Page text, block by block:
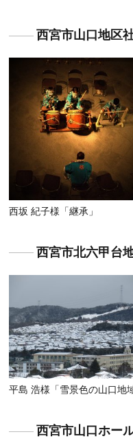
西宮市山口地区
西坂 紀子様「継承」
西宮市北六甲台
平島 浩様「雪景色の山口地
西宮市山口ホー